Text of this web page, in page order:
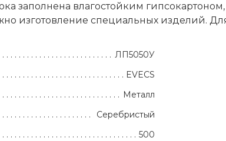
заполнена влагостойким
изготовление специальных изделий.
ЛП5050У
EVECS
Металл
Серебристый
500